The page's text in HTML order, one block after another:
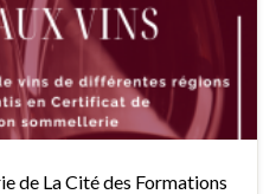
de La Cité des Formations